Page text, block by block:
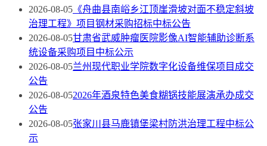
2026-08-05 《舟曲县南峪乡江顶崖滑坡对面不稳定斜坡
治理工程》项目钢材采购招标中标公告
2026-08-05甘肃省武威肿瘤医院影像AI智能辅助诊断系
统设备采购项目中标公示
2026-08-05兰州现代职业学院数字化设备维保项目成交
公告
2026-08-052026年酒泉特色美食糊锅技能展演承办成交
公告
2026-08-05张家川县马鹿镇堡梁村防洪治理工程中标公
示